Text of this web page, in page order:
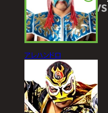
アレハンドロ
VS